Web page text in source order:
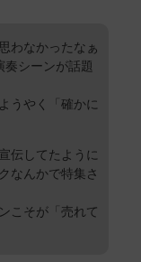
わなかったなぁ
奏シーンが話題
うやく「確かに
伝してたように
なんかで特集さ
こそが「売れて